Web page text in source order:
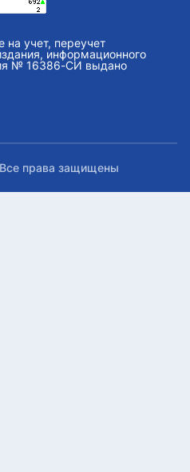
на учет, переучет
информационного
№ 16386-СИ выдано
права защищены